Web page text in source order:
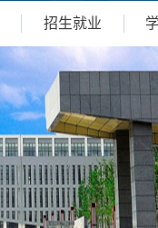
招生就业